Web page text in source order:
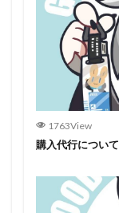
1763View
購入代行について